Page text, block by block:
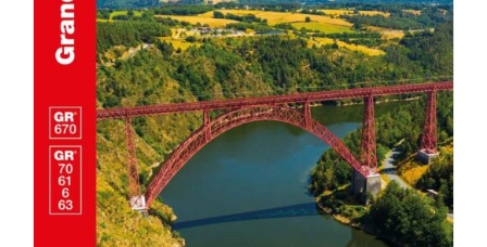
AJOUTER AU PANIER / DÉTAILS